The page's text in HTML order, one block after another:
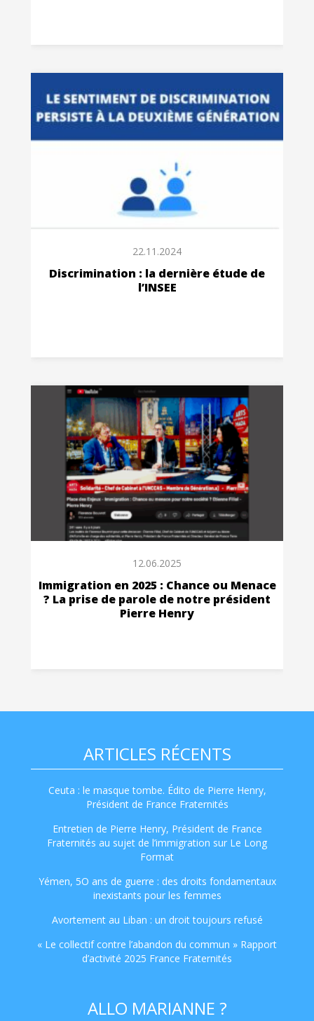
22.11.2024
Discrimination : la dernière étude de
l’INSEE
12.06.2025
Immigration en 2025 : Chance ou Menace
? La prise de parole de notre président
Pierre Henry
ARTICLES RÉCENTS
Ceuta : le masque tombe. Édito de Pierre Henry,
Président de France Fraternités
Entretien de Pierre Henry, Président de France
Fraternités au sujet de l’immigration sur Le Long
Format
Yémen, 5O ans de guerre : des droits fondamentaux
inexistants pour les femmes
Avortement au Liban : un droit toujours refusé
« Le collectif contre l’abandon du commun » Rapport
d’activité 2025 France Fraternités
ALLO MARIANNE ?